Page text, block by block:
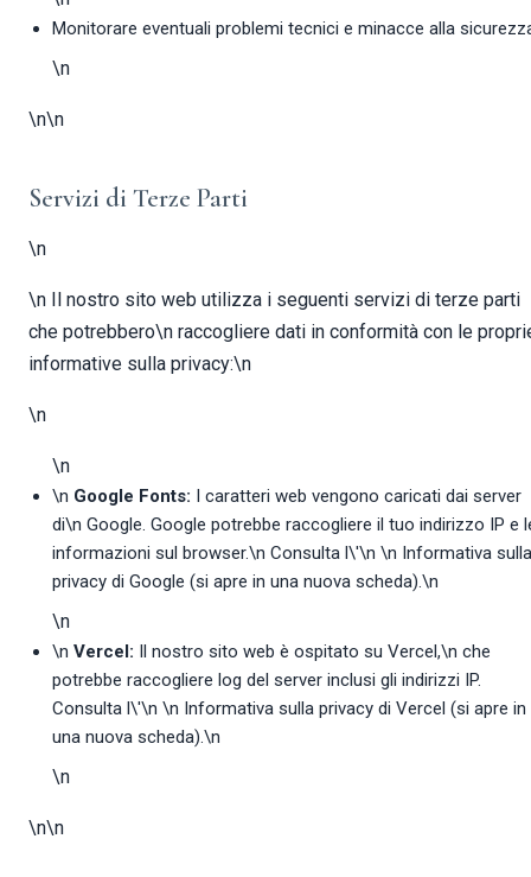
Monitorare eventuali problemi tecnici e minacce alla
\n
\n\n
Servizi di Terze Parti
\n
\n Il nostro sito web utilizza i seguenti servizi di terze parti
che potrebbero\n raccogliere dati in conformità con le
informative sulla privacy:\n
\n
\n
\n Google Fonts: I caratteri web vengono caricati dai server
di\n Google. Google potrebbe raccogliere il tuo indirizzo IP e
informazioni sul browser.\n Consulta l\'\n \n Informativa sulla
privacy di Google (si apre in una nuova scheda) .\n
\n
\n Vercel: Il nostro sito web è ospitato su Vercel,\n che
potrebbe raccogliere log del server inclusi gli indirizzi IP.
Consulta l\'\n \n Informativa sulla privacy di Vercel (si apre in
una nuova scheda) .\n
\n
\n\n